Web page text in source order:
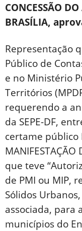
CONCESSÃO
BRASÍLIA,
Representação
Público de
e no Ministério
Territórios
requerendo a
da SEPE-DF,
certame público
MANIFESTAÇÃO
que teve
de PMI ou MIP,
Sólidos
associada, para
municípios do